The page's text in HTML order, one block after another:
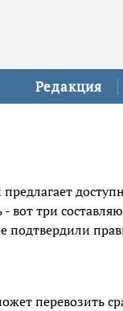
Редакция
вот три
подтвердили
перевозить